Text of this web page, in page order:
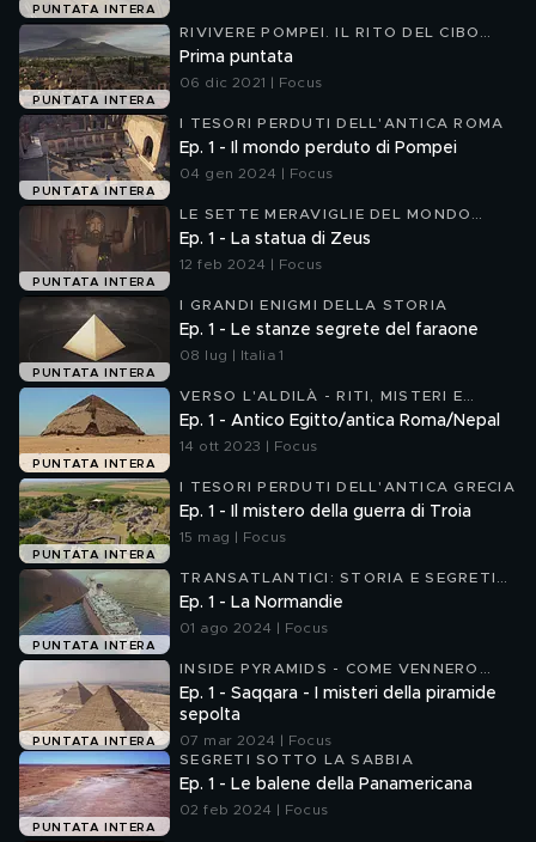
PUNTATA INTERA
PUNTATA INTERA
RIVIVERE POMPEI. IL RITO DEL CIBO
ALL'OMBRA DEL VESUVIO
Prima puntata
06 dic 2021 | Focus
PUNTATA INTERA
I TESORI PERDUTI DELL'ANTICA ROMA
Ep. 1 - Il mondo perduto di Pompei
04 gen 2024 | Focus
PUNTATA INTERA
LE SETTE MERAVIGLIE DEL MONDO
ANTICO
Ep. 1 - La statua di Zeus
12 feb 2024 | Focus
PUNTATA INTERA
I GRANDI ENIGMI DELLA STORIA
Ep. 1 - Le stanze segrete del faraone
08 lug | Italia 1
PUNTATA INTERA
VERSO L'ALDILÀ - RITI, MISTERI E
CREDENZE DEGLI ANTICHI
Ep. 1 - Antico Egitto/antica Roma/Nepal
14 ott 2023 | Focus
PUNTATA INTERA
I TESORI PERDUTI DELL'ANTICA GRECIA
Ep. 1 - Il mistero della guerra di Troia
15 mag | Focus
PUNTATA INTERA
TRANSATLANTICI: STORIA E SEGRETI
DEI GIGANTI DEL MARE
Ep. 1 - La Normandie
01 ago 2024 | Focus
PUNTATA INTERA
INSIDE PYRAMIDS - COME VENNERO
COSTRUITE LE PIRAMIDI
Ep. 1 - Saqqara - I misteri della piramide
sepolta
07 mar 2024 | Focus
PUNTATA INTERA
SEGRETI SOTTO LA SABBIA
Ep. 1 - Le balene della Panamericana
02 feb 2024 | Focus